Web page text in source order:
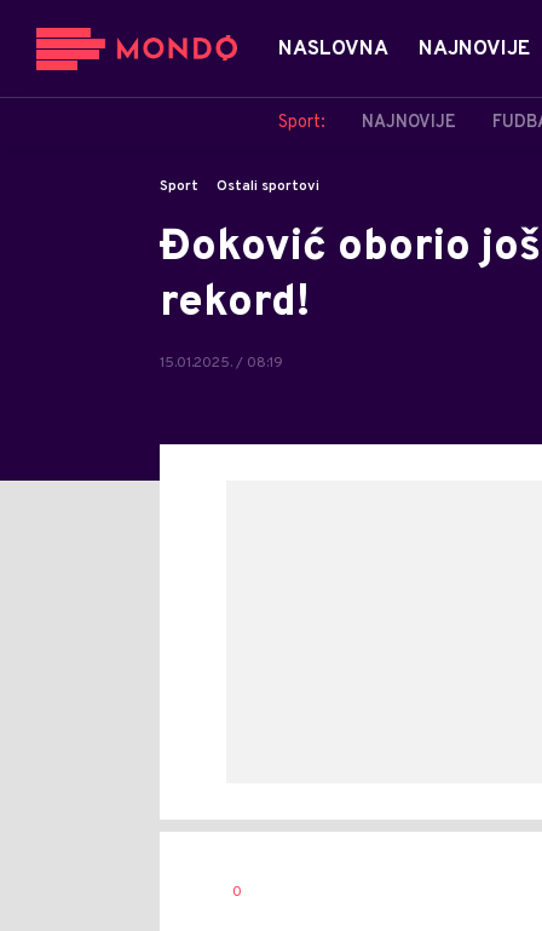
NASLOVNA NAJNOVIJE
Sport: NAJNOVIJE
Sport Ostali sportovi
Đoković oborio
rekord!
15.01.2025. / 08:19
AUTOR
0